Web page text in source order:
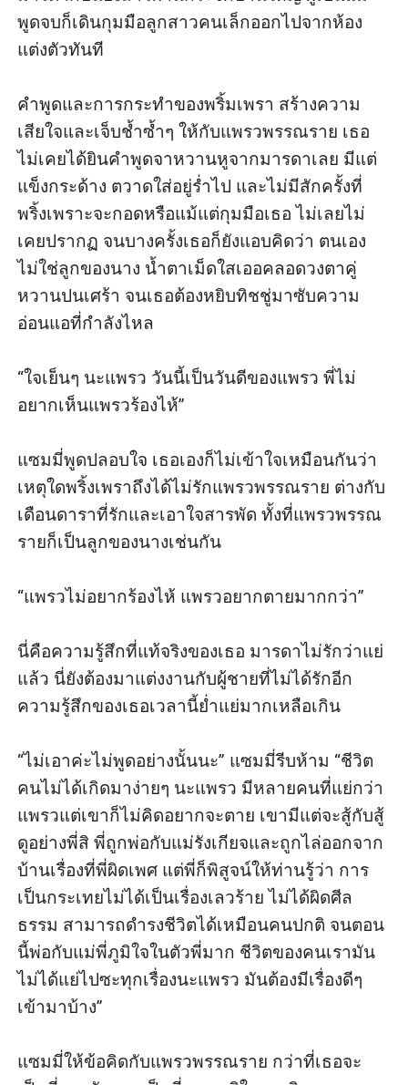
พูดจบก็เดินกุมมือลูกสาวคนเล็กออกไปจากห้อง
แต่งตัวทันที
คำพูดและการกระทำของพริ้มเพรา สร้างความ
เสียใจและเจ็บช้ำซ้ำๆ ให้กับแพรวพรรณราย เธอ
ไม่เคยได้ยินคำพูดจาหวานหูจากมารดาเลย มีแต่
แข็งกระด้าง ตวาดใส่อยู่ร่ำไป และไม่มีสักครั้งที่
พริ้งเพราะจะกอดหรือแม้แต่กุมมือเธอ ไม่เลยไม่
เคยปรากฏ จนบางครั้งเธอก็ยังแอบคิดว่า ตนเอง
ไม่ใช่ลูกของนาง น้ำตาเม็ดใสเออคลอดวงตาคู่
หวานปนเศร้า จนเธอต้องหยิบทิชชู่มาซับความ
อ่อนแอที่กำลังไหล
“ใจเย็นๆ นะแพรว วันนี้เป็นวันดีของแพรว พี่ไม่
อยากเห็นแพรวร้องไห้”
แซมมี่พูดปลอบใจ เธอเองก็ไม่เข้าใจเหมือนกันว่า
เหตุใดพริ้งเพราถึงได้ไม่รักแพรวพรรณราย ต่างกับ
เดือนดาราที่รักและเอาใจสารพัด ทั้งที่แพรวพรรณ
รายก็เป็นลูกของนางเช่นกัน
“แพรวไม่อยากร้องไห้ แพรวอยากตายมากกว่า”
นี่คือความรู้สึกที่แท้จริงของเธอ มารดาไม่รักว่าแย่
แล้ว นี่ยังต้องมาแต่งงานกับผู้ชายที่ไม่ได้รักอีก
ความรู้สึกของเธอเวลานี้ย่ำแย่มากเหลือเกิน
“ไม่เอาค่ะไม่พูดอย่างนั้นนะ” แซมมี่รีบห้าม “ชีวิต
คนไม่ได้เกิดมาง่ายๆ นะแพรว มีหลายคนที่แย่กว่า
แพรวแต่เขาก็ไม่คิดอยากจะตาย เขามีแต่จะสู้กับสู้
ดูอย่างพี่สิ พี่ถูกพ่อกับแม่รังเกียจและถูกไล่ออกจาก
บ้านเรื่องที่พี่ผิดเพศ แต่พี่ก็พิสูจน์ให้ท่านรู้ว่า การ
เป็นกระเทยไม่ได้เป็นเรื่องเลวร้าย ไม่ได้ผิดศีล
ธรรม สามารถดำรงชีวิตได้เหมือนคนปกติ จนตอน
นี้พ่อกับแม่พี่ภูมิใจในตัวพี่มาก ชีวิตของคนเรามัน
ไม่ได้แย่ไปซะทุกเรื่องนะแพรว มันต้องมีเรื่องดีๆ
เข้ามาบ้าง”
แซมมี่ให้ข้อคิดกับแพรวพรรณราย กว่าที่เธอจะ